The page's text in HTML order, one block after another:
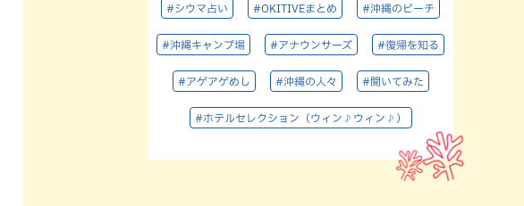
#シウマ占い #OKITIVEまとめ #沖縄のビーチ
#沖縄キャンプ場 #アナウンサーズ #復帰を知る
#アゲアゲめし #沖縄の人々 #聞いてみた
#ホテルセレクション（ウィン♪ウィン♪）